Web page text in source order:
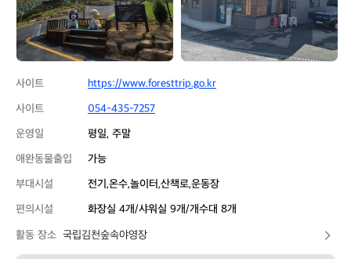
영
장
영
장
사이트
https://www.foresttrip.go.kr
사이트
054-435-7257
운영일
평일, 주말
애완동물출입
가능
부대시설
전기,온수,놀이터,산책로,운동장
편의시설
화장실 4개/샤워실 9개/개수대 8개
활동 장소 국립김천숲속야영장